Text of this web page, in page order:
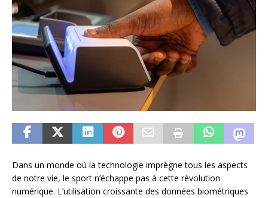
Dans un monde où la technologie imprègne tous les aspects
de notre vie, le sport n’échappe pas à cette révolution
numérique. L’utilisation croissante des données biométriques